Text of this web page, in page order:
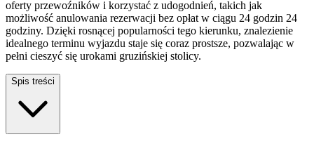
oferty przewoźników i korzystać z udogodnień, takich jak
możliwość anulowania rezerwacji bez opłat w ciągu 24 godzin 24
godziny. Dzięki rosnącej popularności tego kierunku, znalezienie
idealnego terminu wyjazdu staje się coraz prostsze, pozwalając w
pełni cieszyć się urokami gruzińskiej stolicy.
Spis treści